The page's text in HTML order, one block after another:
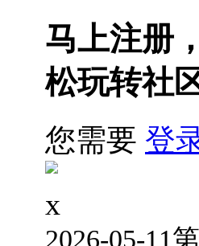
马上注册
松玩转社区
您需要 登
x
2026-05-11